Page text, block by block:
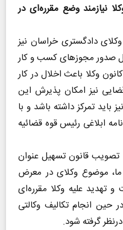
نیازمند وضع مقرره‌ای در
دادگستری خراسان نیز
صدور مجوزهای کسب و کار
وکلا باعث اخلال در کار
نیز امکان پذیرش این
باید تمرکز داشته باشد و با
ابلاغی رئیس قوه قضائیه
تصویب قانون تسهیل عنوان
موضوع وکلای در معرض
تهدید علیه وکلا مقرره‌ای
انجام تکالیف وکالتی
گرفته شود.